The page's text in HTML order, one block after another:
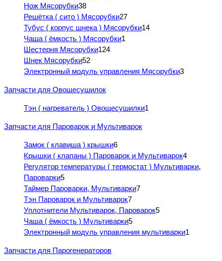
Нож Мясорубки38
Решётка ( сито ) Мясорубки27
Тубус ( корпус шнека ) Мясорубки14
Чаша ( ёмкость ) Мясорубки1
Шестерня Мясорубки124
Шнек Мясорубки52
Электронный модуль управления Мясорубки3
Запчасти для Овощесушилок
Тэн ( нагреватель ) Овощесушилки1
Запчасти для Пароварок и Мультиварок
Замок ( клавиша ) крышки6
Крышки ( клапаны ) Пароварок и Мультиварок4
Регулятор температуры ( термостат ) Мультиварки,
Пароварки5
Таймер Пароварки, Мультиварки7
Тэн Пароварок и Мультиварок7
Уплотнители Мультиварок, Пароварок5
Чаша ( ёмкость ) Мультиварки5
Электронный модуль управления мультиварки1
Запчасти для Парогенераторов